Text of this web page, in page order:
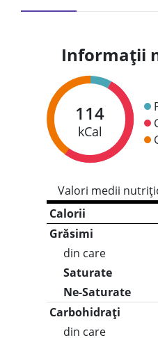
Informații
114
kCal
Valori medii
Calorii
Grăsimi
din care
Saturate
Ne-Saturate
Carbohidrați
din care